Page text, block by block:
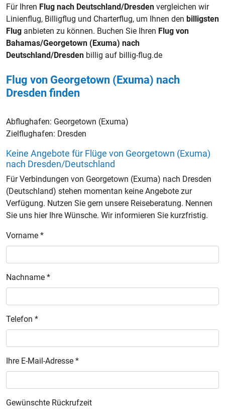
Für Ihren Flug nach Deutschland/Dresden vergleichen wir
Linienflug, Billigflug und Charterflug, um Ihnen den billigsten
Flug anbieten zu können. Buchen Sie Ihren Flug von
Bahamas/Georgetown (Exuma) nach
Deutschland/Dresden billig auf billig-flug.de
Flug von Georgetown (Exuma) nach
Dresden finden
Abflughafen: Georgetown (Exuma)
Zielflughafen: Dresden
Keine Angebote für Flüge von Georgetown (Exuma)
nach Dresden/Deutschland
Für Verbindungen von Georgetown (Exuma) nach Dresden
(Deutschland) stehen momentan keine Angebote zur
Verfügung. Nutzen Sie gern unsere Reiseberatung. Nennen
Sie uns hier Ihre Wünsche. Wir informieren Sie kurzfristig.
Vorname *
Nachname *
Telefon *
Ihre E-Mail-Adresse *
Gewünschte Rückrufzeit